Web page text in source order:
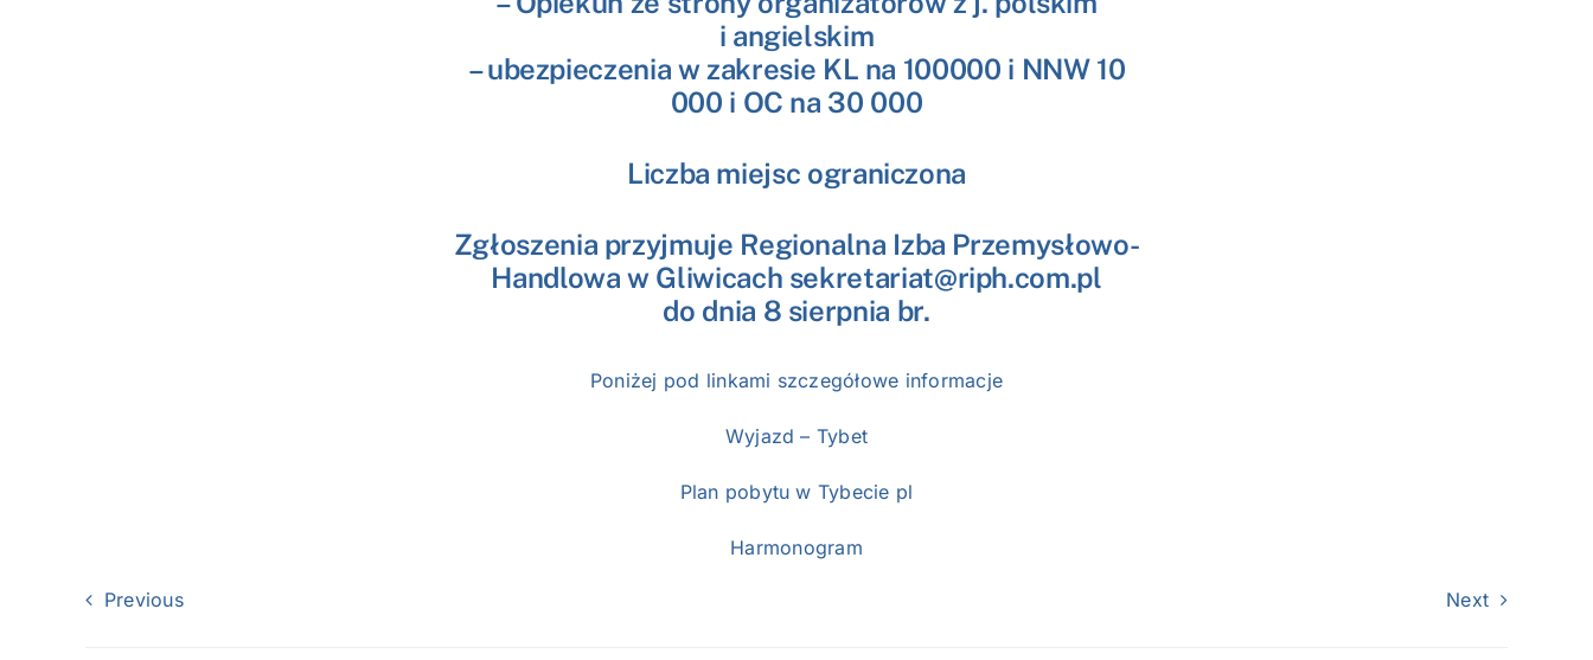
i angielskim
– ubezpieczenia w zakresie KL na 100000 i NNW 10
000 i OC na 30 000
Liczba miejsc ograniczona
Zgłoszenia przyjmuje Regionalna Izba Przemysłowo-
Handlowa w Gliwicach sekretariat@riph.com.pl
do dnia 8 sierpnia br.
Poniżej pod linkami szczegółowe informacje
Wyjazd – Tybet
Plan pobytu w Tybecie pl
Harmonogram
Previous Next